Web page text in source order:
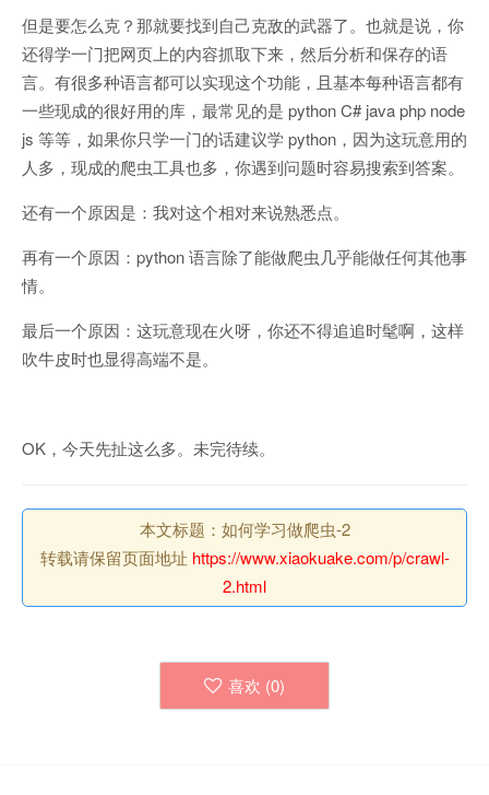
但是要怎么克？那就要找到自己克敌的武器了。也就是说，你
还得学一门把网页上的内容抓取下来，然后分析和保存的语
言。有很多种语言都可以实现这个功能，且基本每种语言都有
一些现成的很好用的库，最常见的是 python C# java php node
js 等等，如果你只学一门的话建议学 python，因为这玩意用的
人多，现成的爬虫工具也多，你遇到问题时容易搜索到答案。
还有一个原因是：我对这个相对来说熟悉点。
再有一个原因：python 语言除了能做爬虫几乎能做任何其他事
情。
最后一个原因：这玩意现在火呀，你还不得追追时髦啊，这样
吹牛皮时也显得高端不是。
OK，今天先扯这么多。未完待续。
本文标题：如何学习做爬虫-2
转载请保留页面地址 https://www.xiaokuake.com/p/crawl-
2.html
喜欢 (0)